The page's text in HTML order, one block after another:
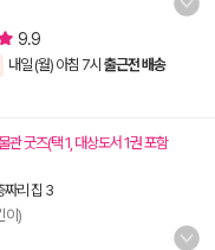
9.9
내일 (월) 아침 7시 출근전 배송
굿즈(택 1, 대상도서 1권 포함
리 집 3
이)